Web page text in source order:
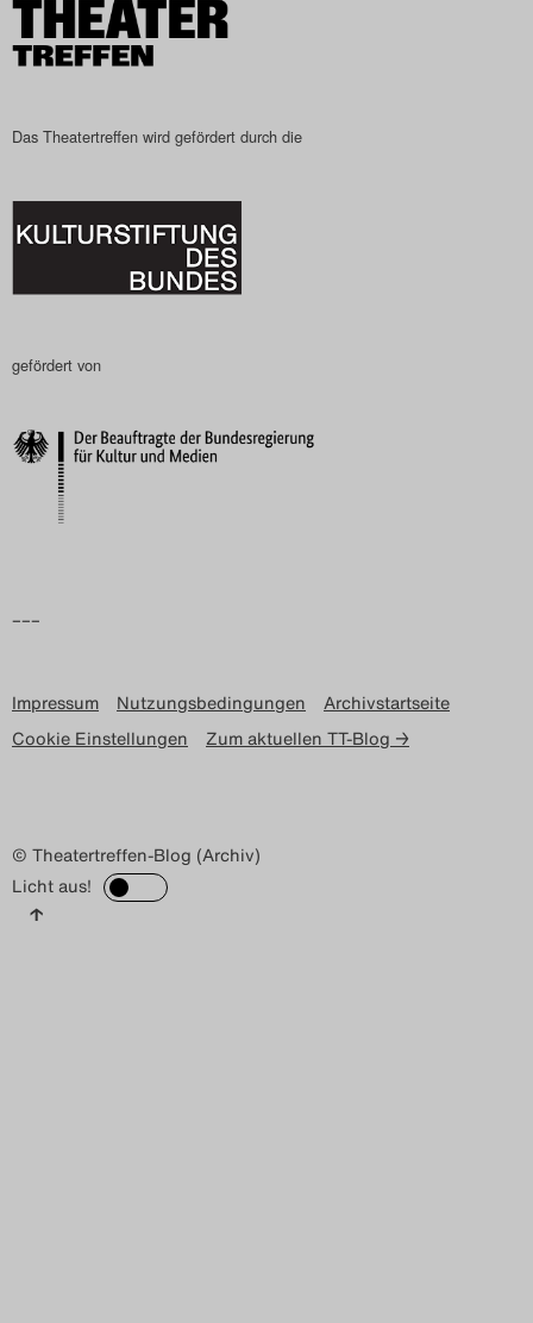
Das Theatertreffen wird gefördert durch die
gefördert von
–––
Impressum Nutzungsbedingungen
Archivstartseite
Cookie Einstellungen
Zum aktuellen TT-Blog →
© Theatertreffen-Blog (Archiv)
Licht aus!
↑